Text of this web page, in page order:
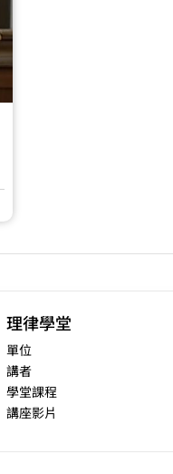
理律學堂
單位
講者
學堂課程
講座影片